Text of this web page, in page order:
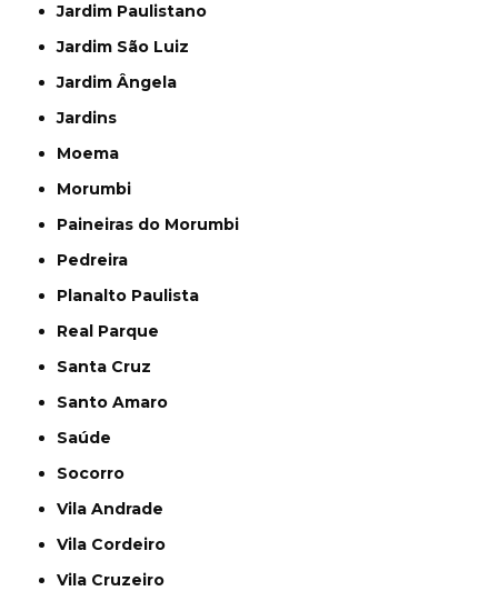
Jardim Paulistano
Jardim São Luiz
Jardim Ângela
Jardins
Moema
Morumbi
Paineiras do Morumbi
Pedreira
Planalto Paulista
Real Parque
Santa Cruz
Santo Amaro
Saúde
Socorro
Vila Andrade
Vila Cordeiro
Vila Cruzeiro